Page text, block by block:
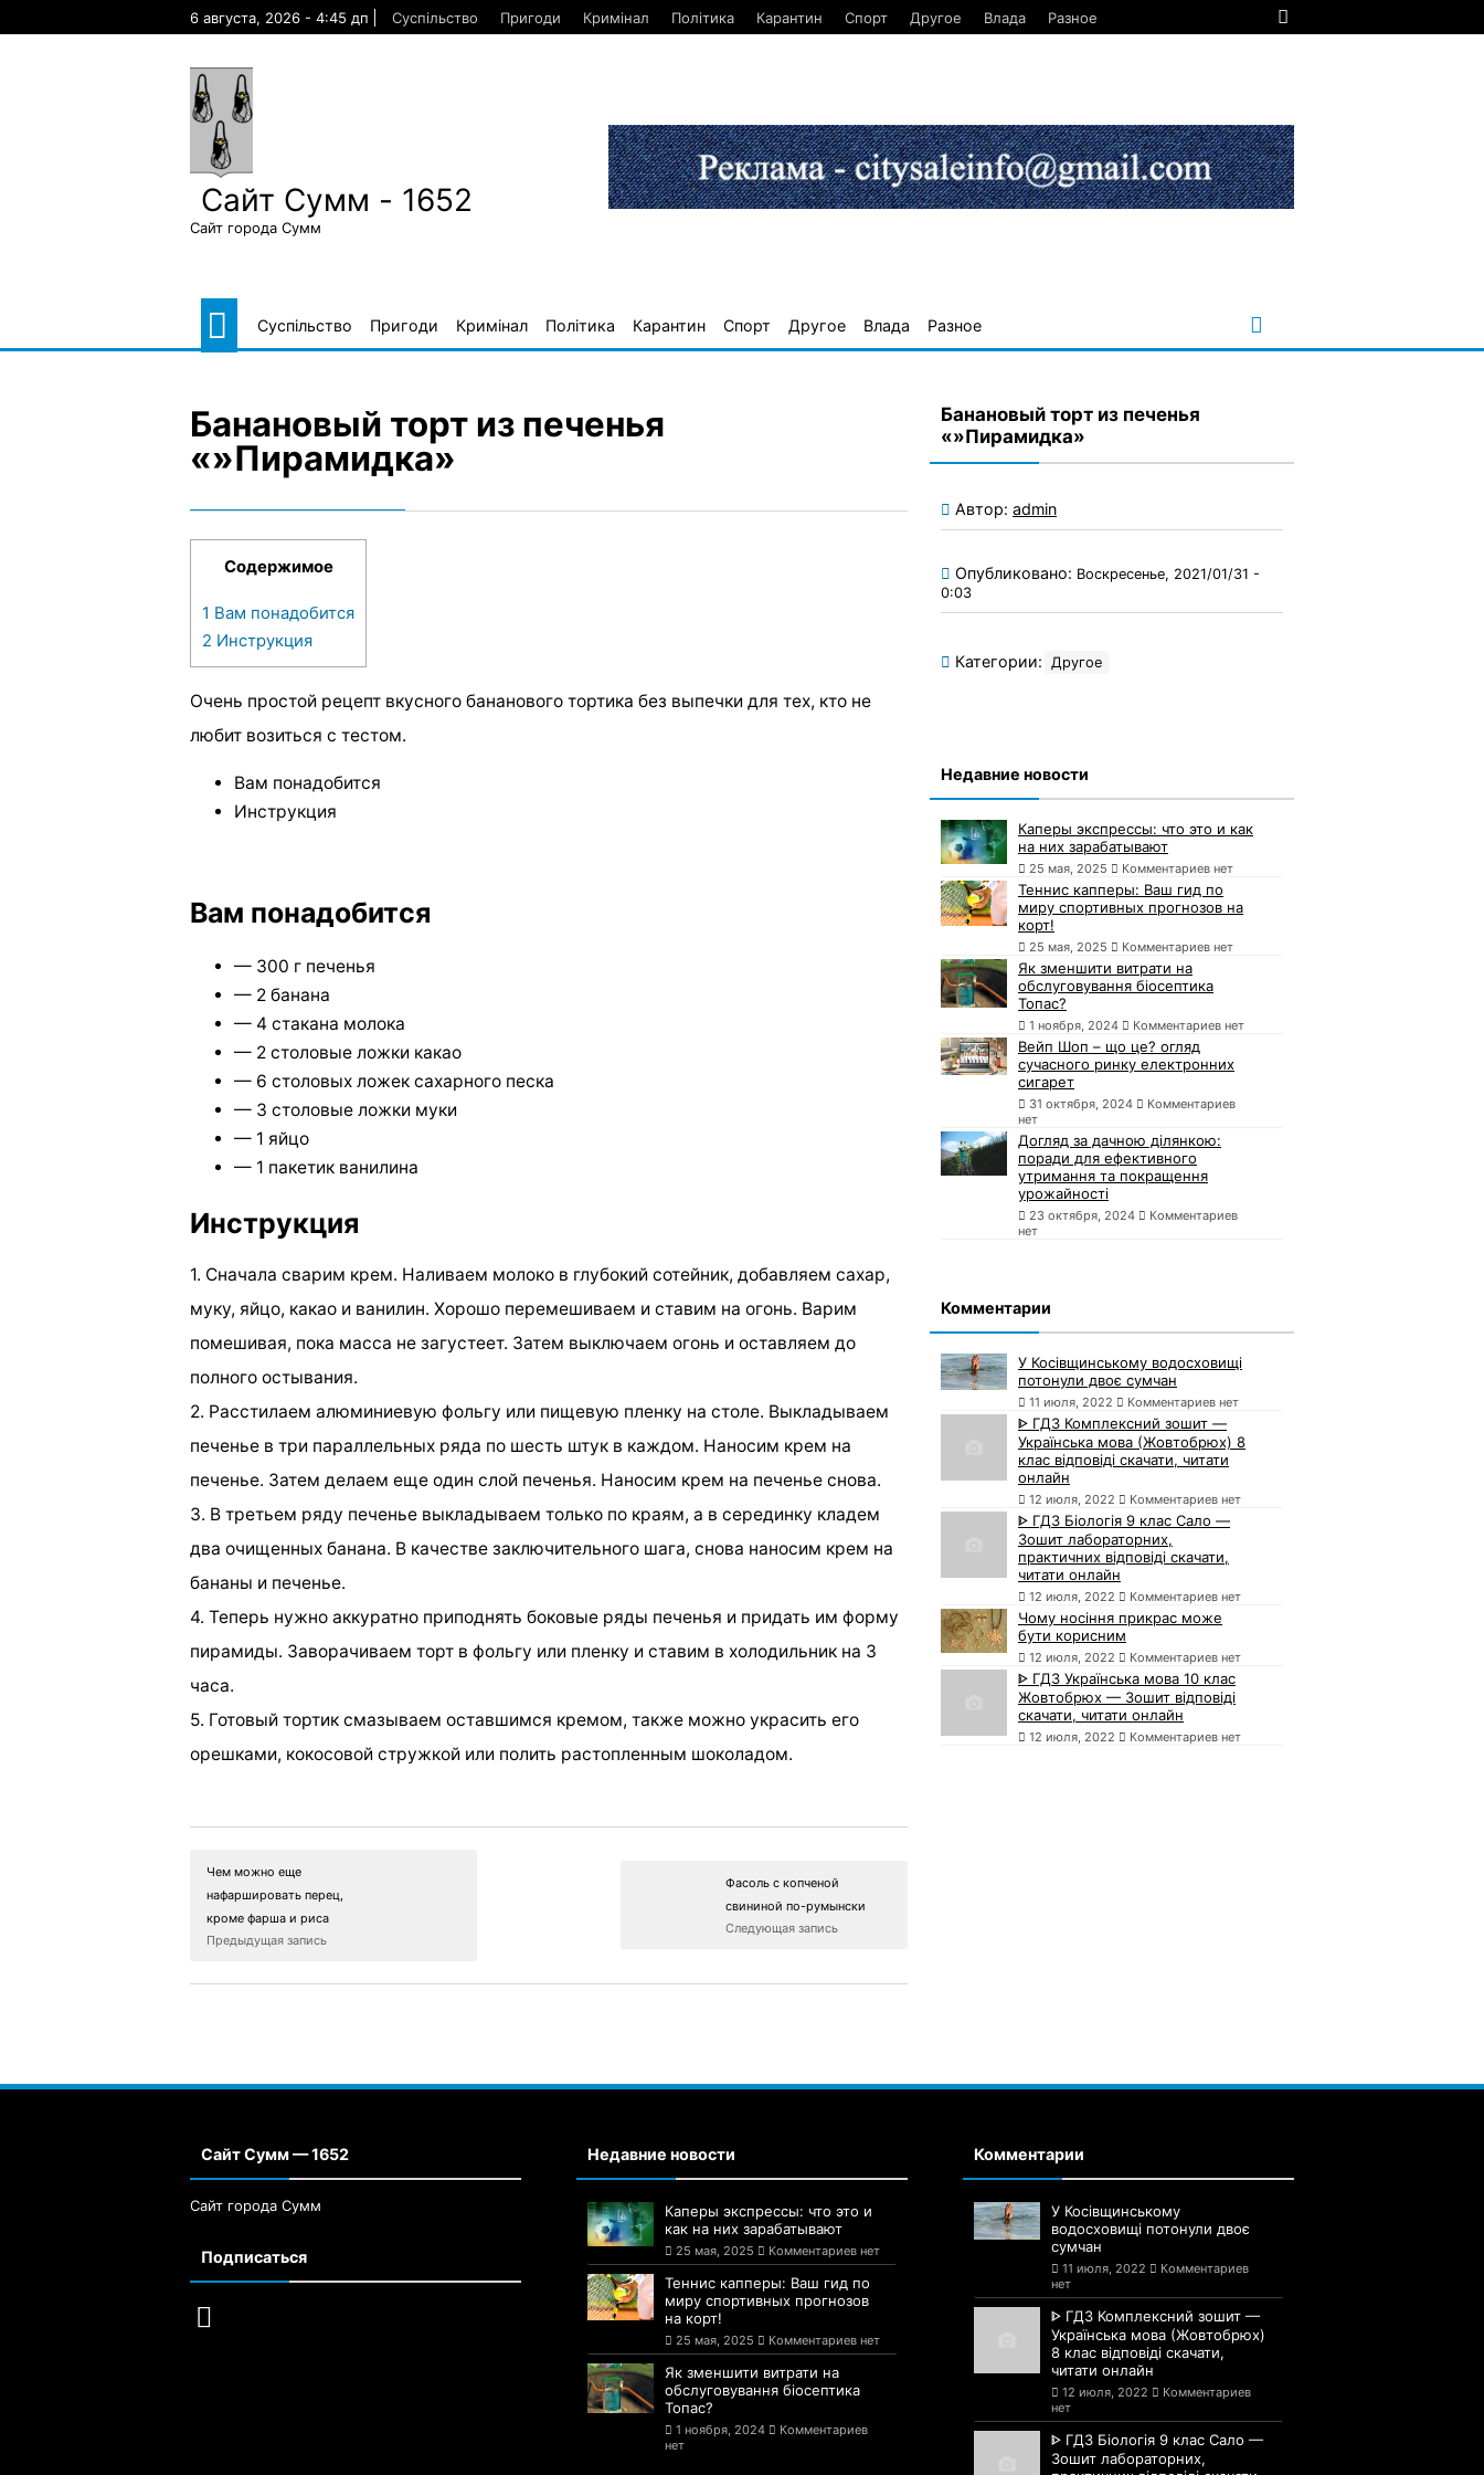
6 августа, 2026 - 4:45 дп Суспільство Пригоди Кримінал Політика Карантин Спорт Другое Влада Разное
Сайт Сумм - 1652
Сайт города Сумм
Суспільство Пригоди Кримінал Політика Карантин Спорт Другое Влада Разное
Банановый торт из печенья
«»Пирамидка»
Содержимое
1 Вам понадобится
2 Инструкция
Очень простой рецепт вкусного бананового тортика без выпечки для тех, кто не
любит возиться с тестом.
Вам понадобится
Инструкция
Вам понадобится
— 300 г печенья
— 2 банана
— 4 стакана молока
— 2 столовые ложки какао
— 6 столовых ложек сахарного песка
— 3 столовые ложки муки
— 1 яйцо
— 1 пакетик ванилина
Инструкция
1. Сначала сварим крем. Наливаем молоко в глубокий сотейник, добавляем сахар,
муку, яйцо, какао и ванилин. Хорошо перемешиваем и ставим на огонь. Варим
помешивая, пока масса не загустеет. Затем выключаем огонь и оставляем до
полного остывания.
2. Расстилаем алюминиевую фольгу или пищевую пленку на столе. Выкладываем
печенье в три параллельных ряда по шесть штук в каждом. Наносим крем на
печенье. Затем делаем еще один слой печенья. Наносим крем на печенье снова.
3. В третьем ряду печенье выкладываем только по краям, а в серединку кладем
два очищенных банана. В качестве заключительного шага, снова наносим крем на
бананы и печенье.
4. Теперь нужно аккуратно приподнять боковые ряды печенья и придать им форму
пирамиды. Заворачиваем торт в фольгу или пленку и ставим в холодильник на 3
часа.
5. Готовый тортик смазываем оставшимся кремом, также можно украсить его
орешками, кокосовой стружкой или полить растопленным шоколадом.
Чем можно еще
нафаршировать перец,
кроме фарша и риса
Предыдущая запись
Фасоль с копченой
свининой по-румынски
Следующая запись
Банановый торт из печенья
«»Пирамидка»
Автор: admin
Опубликовано: Воскресенье, 2021/01/31 -
0:03
Категории: Другое
Недавние новости
Каперы экспрессы: что это и как
на них зарабатывают
25 мая, 2025 Комментариев нет
Теннис капперы: Ваш гид по
миру спортивных прогнозов на
корт!
25 мая, 2025 Комментариев нет
Як зменшити витрати на
обслуговування біосептика
Топас?
1 ноября, 2024 Комментариев нет
Вейп Шоп – що це? огляд
сучасного ринку електронних
сигарет
31 октября, 2024
Комментариев
нет
Догляд за дачною ділянкою:
поради для ефективного
утримання та покращення
урожайності
23 октября, 2024
Комментариев
нет
Комментарии
У Косівщинському водосховищі
потонули двоє сумчан
11 июля, 2022 Комментариев нет
ᐈ ГДЗ Комплексний зошит —
Українська мова (Жовтобрюх) 8
клас відповіді скачати, читати
онлайн
12 июля, 2022 Комментариев нет
ᐈ ГДЗ Біологія 9 клас Сало —
Зошит лабораторних,
практичних відповіді скачати,
читати онлайн
12 июля, 2022 Комментариев нет
Чому носіння прикрас може
бути корисним
12 июля, 2022 Комментариев нет
ᐈ ГДЗ Українська мова 10 клас
Жовтобрюх — Зошит відповіді
скачати, читати онлайн
12 июля, 2022 Комментариев нет
Сайт Сумм — 1652
Сайт города Сумм
Подписаться
Недавние новости
Каперы экспрессы: что это и
как на них зарабатывают
25 мая, 2025 Комментариев нет
Теннис капперы: Ваш гид по
миру спортивных прогнозов
на корт!
25 мая, 2025 Комментариев нет
Як зменшити витрати на
обслуговування біосептика
Топас?
1 ноября, 2024
Комментариев
нет
Комментарии
У Косівщинському
водосховищі потонули двоє
сумчан
11 июля, 2022
Комментариев
нет
ᐈ ГДЗ Комплексний зошит —
Українська мова (Жовтобрюх)
8 клас відповіді скачати,
читати онлайн
12 июля, 2022
Комментариев
нет
ᐈ ГДЗ Біологія 9 клас Сало —
Зошит лабораторних,